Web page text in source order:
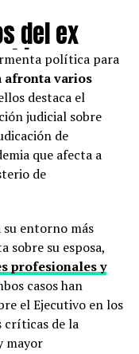
del ex
El
dar
ya.
trama
May
política para
afronta varios
destaca el
judicial sobre
de
que afecta a
de
su entorno más
sobre su esposa,
profesionales y
casos han
el Ejecutivo en los
críticas de la
mayor